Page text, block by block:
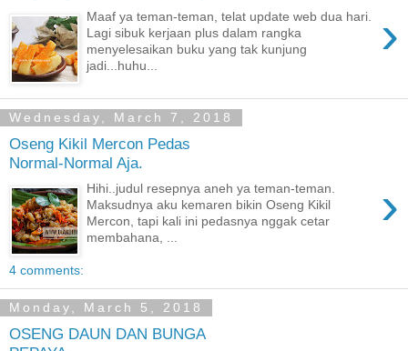
›
Maaf ya teman-teman, telat update web dua hari.
Lagi sibuk kerjaan plus dalam rangka
menyelesaikan buku yang tak kunjung
jadi...huhu...
Wednesday, March 7, 2018
Oseng Kikil Mercon Pedas
Normal-Normal Aja.
›
Hihi..judul resepnya aneh ya teman-teman.
Maksudnya aku kemaren bikin Oseng Kikil
Mercon, tapi kali ini pedasnya nggak cetar
membahana, ...
4 comments:
Monday, March 5, 2018
OSENG DAUN DAN BUNGA